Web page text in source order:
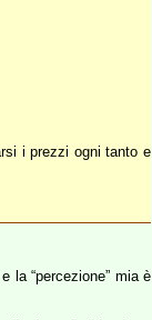
i prezzi ogni tanto e
la “percezione” mia è